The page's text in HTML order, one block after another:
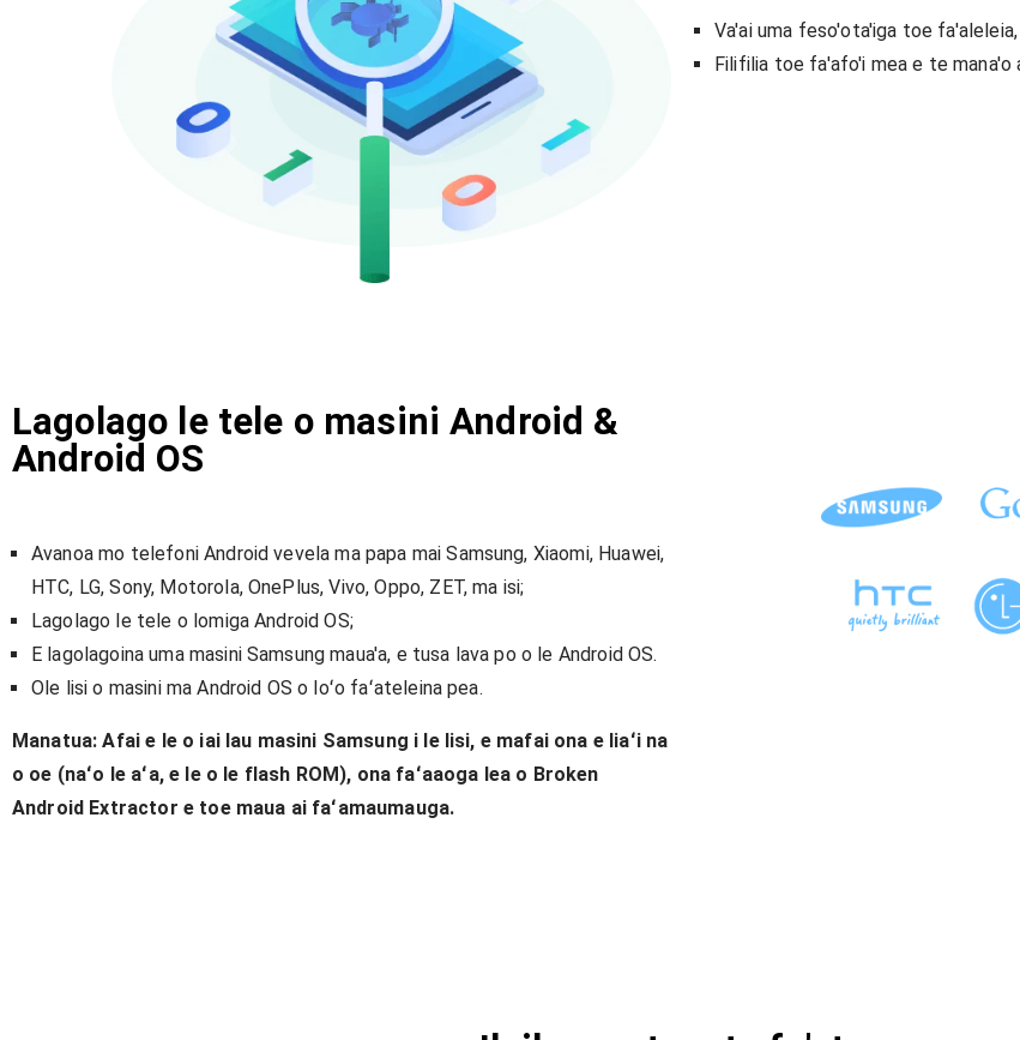
Va'ai uma feso'ota'iga toe
Filifilia toe fa'afo'i mea e te mana'o
Lagolago le tele o masini Android &
Android OS
Avanoa mo telefoni Android vevela ma papa mai Samsung, Xiaomi, Huawei,
HTC, LG, Sony, Motorola, OnePlus, Vivo, Oppo, ZET, ma isi;
Lagolago le tele o lomiga Android OS;
E lagolagoina uma masini Samsung maua'a, e tusa lava po o le Android OS.
Ole lisi o masini ma Android OS o loʻo faʻateleina pea.
Manatua: Afai e le o iai lau masini Samsung i le lisi, e mafai ona e liaʻi na
o oe (naʻo le aʻa, e le o le flash ROM), ona faʻaaoga lea o Broken
Android Extractor e toe maua ai faʻamaumauga.